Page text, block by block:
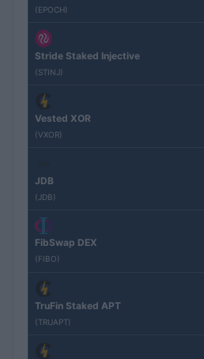
(EPOCH)
Stride Staked Injective
(STINJ)
Vested XOR
(VXOR)
JDB
(JDB)
FibSwap DEX
(FIBO)
TruFin Staked APT
(TRUAPT)